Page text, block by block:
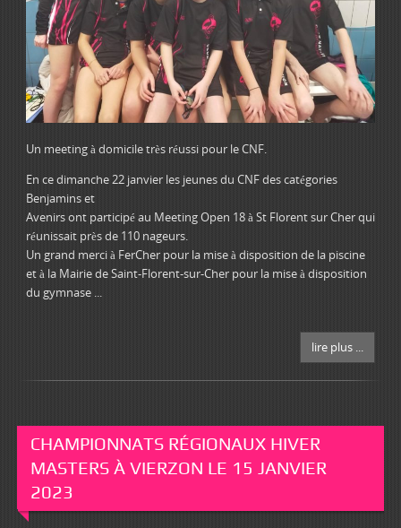
Un meeting à domicile très réussi pour le CNF.
En ce dimanche 22 janvier les jeunes du CNF des catégories
Benjamins et
Avenirs ont participé au Meeting Open 18 à St Florent sur Cher qui
réunissait près de 110 nageurs.
Un grand merci à FerCher pour la mise à disposition de la piscine
et à la Mairie de Saint-Florent-sur-Cher pour la mise à disposition
du gymnase ...
lire plus ...
CHAMPIONNATS RÉGIONAUX HIVER
MASTERS À VIERZON LE 15 JANVIER
2023